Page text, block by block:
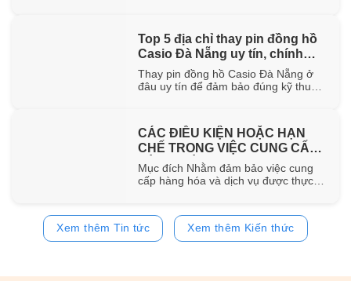
bên trong đồng hồ. Trong bài viết này,
WatchStore sẽ hướng dẫn chi tiết các
phương pháp sạc bằng ánh sáng mặt
trời, ánh [...]
Top 5 địa chỉ thay pin đồng hồ
Casio Đà Nẵng uy tín, chính
hãng
Thay pin đồng hồ Casio Đà Nẵng ở
đâu uy tín để đảm bảo đúng kỹ thuật
thay pin Casio đáng tin cậy tại Đà
Nẵng, đồng thời chia sẻ quy trình
thay pin và bảng giá tham [...]
CÁC ĐIỀU KIỆN HOẶC HẠN
CHẾ TRONG VIỆC CUNG CẤP
HÀNG HÓA, DỊCH VỤ
Mục đích Nhằm đảm bảo việc cung
cấp hàng hóa và dịch vụ được thực
khách hàng, website
https://www.watchstore.vn công bố
các điều kiện và giới hạn áp dụng đối
Xem thêm Tin tức Xem thêm Kiến thức